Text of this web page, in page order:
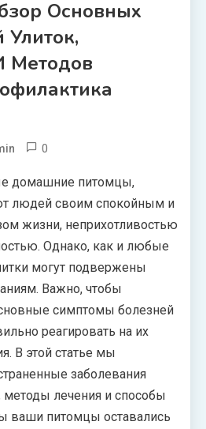
Основных
Улиток,
Методов
0
домашние питомцы,
людей своим спокойным и
жизни, неприхотливостью
Однако, как и любые
могут подвержены
Важно, чтобы
симптомы болезней
реагировать на их
В этой статье мы
заболевания
методы лечения и способы
ваши питомцы оставались